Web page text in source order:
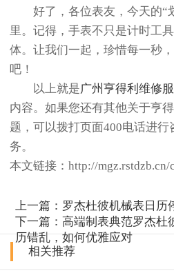
好了，各位表友，今天的“
里。记得，手表不只是计时工
体。让我们一起，珍惜每一秒
吧！
以上就是广州亨得利维修
内容。如果您还有其他关于亨
题，可以拨打页面400电话进
务。
本文链接：http://
上一篇： 罗杰杜彼机械表日历
下一篇：高端制表典范罗杰杜
历错乱，如何优雅应对
相关推荐